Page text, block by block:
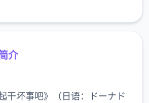
介
干坏事吧》（日语：ドーナド